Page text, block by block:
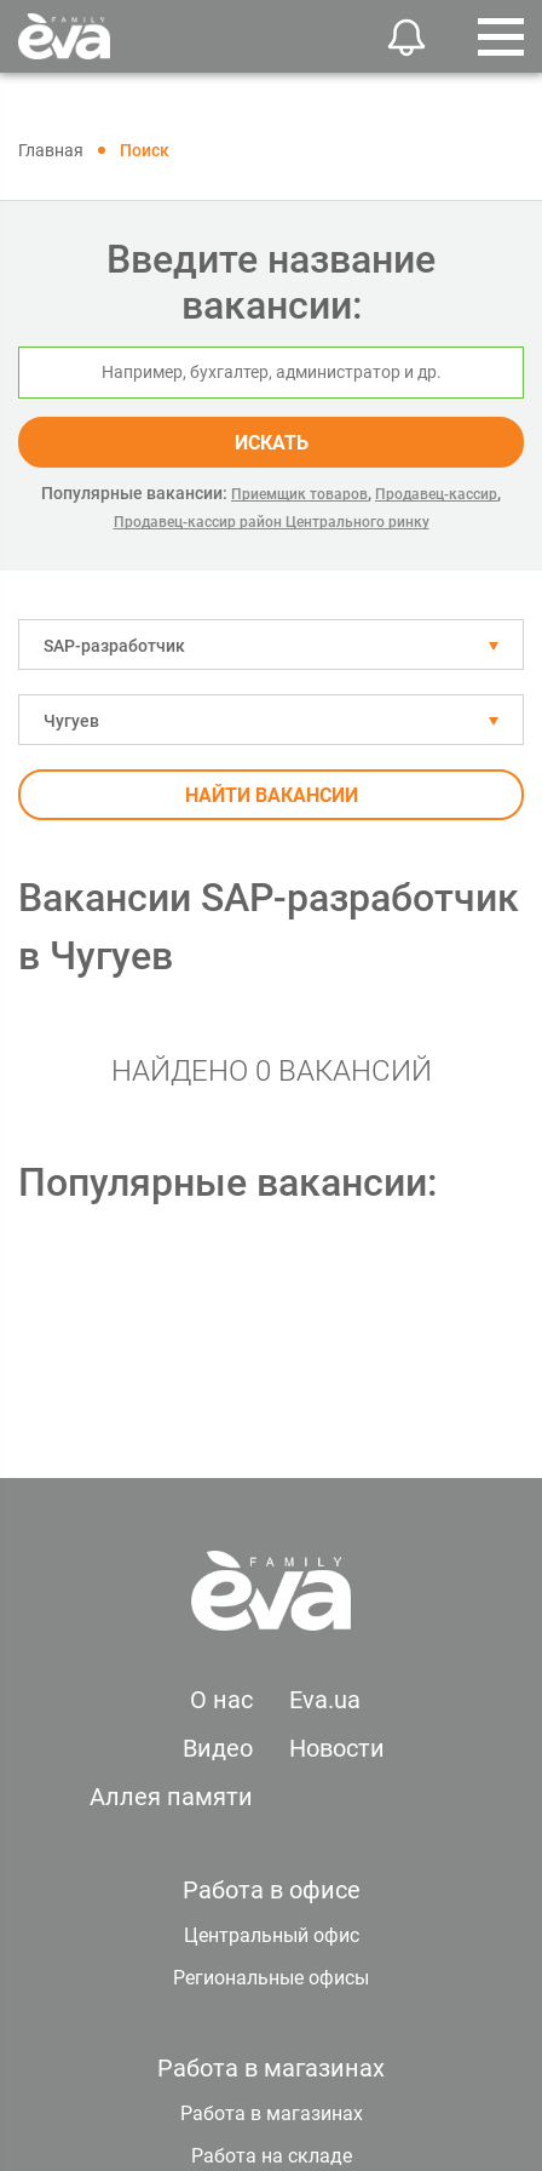
Главная Поиск
Введите название
вакансии:
ИСКАТЬ
Популярные вакансии: Приемщик товаров, Продавец-кассир,
Продавец-кассир район Центрального ринку
SAP-разработчик
Чугуев
НАЙТИ ВАКАНСИИ
Вакансии SAP-разработчик
в Чугуев
НАЙДЕНО 0 ВАКАНСИЙ
Популярные вакансии:
О нас
Eva.ua
Видео
Новости
Аллея памяти
Работа в офисе
Центральный офис
Региональные офисы
Работа в магазинах
Работа в магазинах
Работа на складе